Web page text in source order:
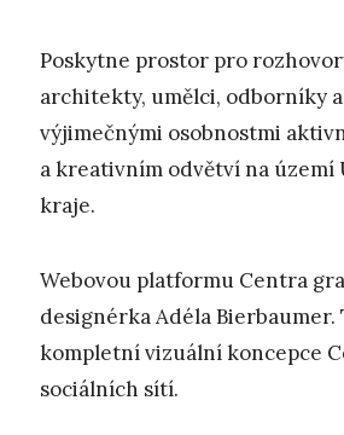
Poskytne prostor pro
architekty, umělci, odborníky
výjimečnými osobnostmi
a kreativním odvětví na území
kraje.
Webovou platformu Centra
designérka Adéla
kompletní vizuální koncepce
sociálních sítí.